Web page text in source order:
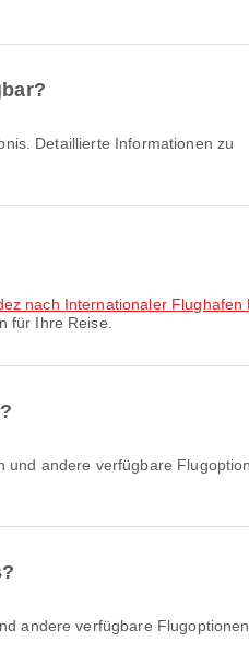
nach Internationaler Flughafen
für Ihre Reise.